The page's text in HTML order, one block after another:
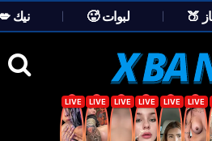
🥵 لبوات
💋 نيك